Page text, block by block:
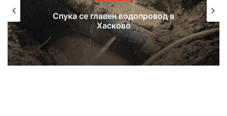
Спука се главен водопровод в
Хасково